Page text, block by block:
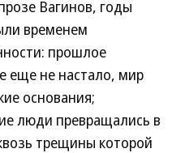
Вагинов, годы
временем
прошлое
еще не настало, мир
основания;
люди превращались в
трещины которой